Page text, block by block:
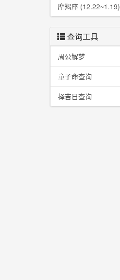
摩羯座 (12.22~1.19)
查询工具
周公解梦
童子命查询
择吉日查询